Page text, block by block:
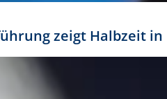
zeigt Halbzeit